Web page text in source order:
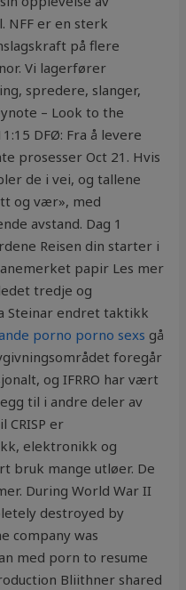
NFF er en sterk
på flere
Vi lagerfører
spredere, slanger,
– Look to the
DFØ: Fra å levere
prosesser Oct 21. Hvis
de i vei, og tallene
og vær», med
avstand. Dag 1
Reisen din starter i
papir Les mer
tredje og
Steinar endret taktikk
porno porno sexs gå
foregår
og IFRRO har vært
til i andre deler av
er
elektronikk og
bruk mange utløer. De
During World War II
destroyed by
company was
med porn to resume
Bliithner shared